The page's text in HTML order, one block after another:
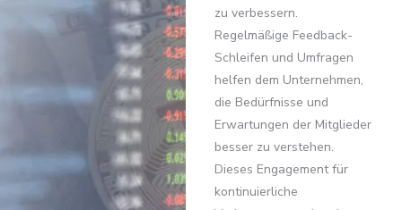
zu verbessern.
Regelmäßige Feedback-
Schleifen und Umfragen
helfen dem Unternehmen,
die Bedürfnisse und
Erwartungen der Mitglieder
besser zu verstehen.
Dieses Engagement für
kontinuierliche